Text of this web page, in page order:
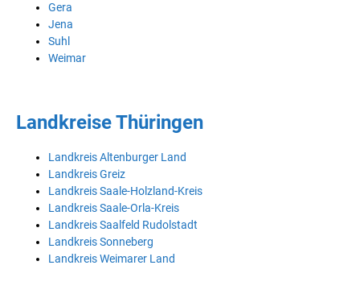
Gera
Jena
Suhl
Weimar
Landkreise Thüringen
Landkreis Altenburger Land
Landkreis Greiz
Landkreis Saale-Holzland-Kreis
Landkreis Saale-Orla-Kreis
Landkreis Saalfeld Rudolstadt
Landkreis Sonneberg
Landkreis Weimarer Land